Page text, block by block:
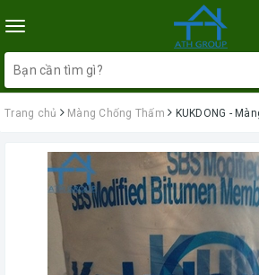
Toggle
navigation
Trang chủ Màng Chống Thấm KUKDONG -